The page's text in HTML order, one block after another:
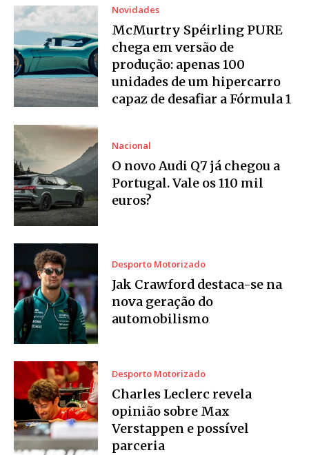
Novidades
McMurtry Spéirling PURE
chega em versão de
produção: apenas 100
unidades de um hipercarro
capaz de desafiar a Fórmula 1
Nacional
O novo Audi Q7 já chegou a
Portugal. Vale os 110 mil
euros?
Desporto Motorizado
Jak Crawford destaca-se na
nova geração do
automobilismo
Desporto Motorizado
Charles Leclerc revela
opinião sobre Max
Verstappen e possível
parceria